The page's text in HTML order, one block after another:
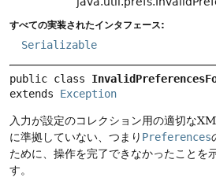
すべての実装されたインタフェース:
Serializable
public class
extends Exception
入力が設定のコレクション用の適切な
に準拠していない、つまり Preferences
ために、操作を完了できなかったことを
す。